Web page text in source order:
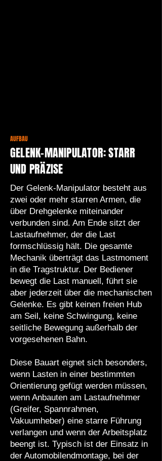
AUFBAU
GELENK-MANIPULATOR: STARR
UND PRÄZISE
Der Gelenk-Manipulator besteht aus
zwei oder mehr starren Armen, die
über Drehgelenke miteinander
verbunden sind. Am Ende sitzt der
Lastaufnehmer, der die Last
formschlüssig hält. Die gesamte
Mechanik überträgt das Lastmoment
in die Tragstruktur. Der Bediener
bewegt die Last manuell, führt sie
aber jederzeit über die mechanischen
Gelenke. Es gibt keinen freien Hub
am Seil, keine Schwingung, keine
seitliche Bewegung außerhalb der
vorgesehenen Bahn.
Diese Bauart eignet sich besonders,
wenn Lasten in einer bestimmten
Orientierung gefügt werden müssen,
wenn Anbauten am Lastaufnehmer
(Greifer, Spannrahmen,
Vakuumheber) eine starre Führung
verlangen und wenn der Arbeitsplatz
beengt ist. Typisch ist der Einsatz in
der Automobilendmontage, bei der